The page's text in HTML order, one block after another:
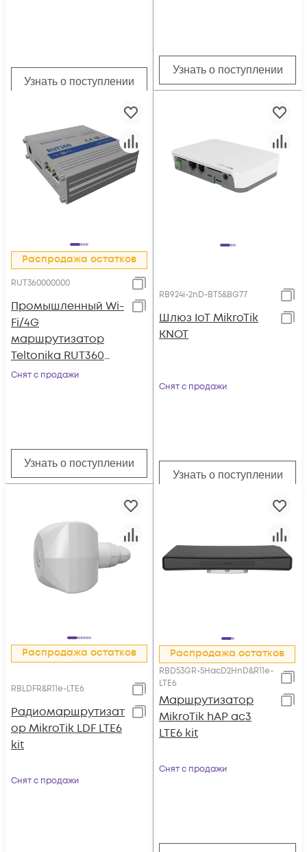
Узнать о поступлении
Узнать о поступлении
Распродажа остатков
RUT360000000
Промышленный Wi-
Fi/4G
маршрутизатор
Teltonika RUT360
(LTE cat.6)
Снят с продажи
Узнать о поступлении
RB924i-2nD-BT5&BG77
Шлюз IoT MikroTik
KNOT
Снят с продажи
Узнать о поступлении
Распродажа остатков
RBLDFR&R11e-LTE6
Радиомаршрутизат
ор MikroTik LDF LTE6
kit
Снят с продажи
Распродажа остатков
RBD53GR-5HacD2HnD&R11e-
LTE6
Маршрутизатор
MikroTik hAP ac3
LTE6 kit
Снят с продажи